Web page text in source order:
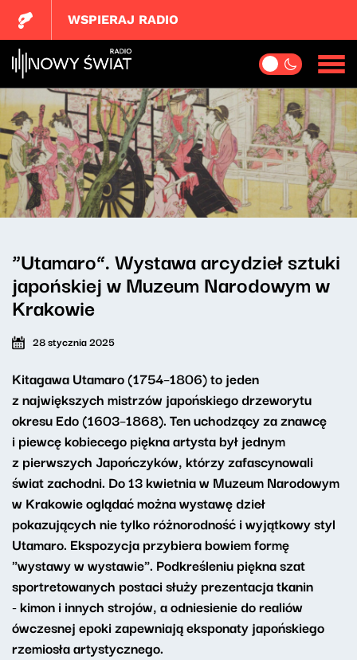
WSPIERAJ RADIO
“Utamaro”. Wystawa arcydzieł sztuki
japońskiej w Muzeum Narodowym w
Krakowie
28 stycznia 2025
Kitagawa Utamaro (1754–1806) to jeden
z największych mistrzów japońskiego drzeworytu
okresu Edo (1603–1868). Ten uchodzący za znawcę
i piewcę kobiecego piękna artysta był jednym
z pierwszych Japończyków, którzy zafascynowali
świat zachodni. Do 13 kwietnia w Muzeum Narodowym
w Krakowie oglądać można wystawę dzieł
pokazujących nie tylko różnorodność i wyjątkowy styl
Utamaro. Ekspozycja przybiera bowiem formę
"wystawy w wystawie". Podkreśleniu piękna szat
sportretowanych postaci służy prezentacja tkanin
- kimon i innych strojów, a odniesienie do realiów
ówczesnej epoki zapewniają eksponaty japońskiego
rzemiosła artystycznego.